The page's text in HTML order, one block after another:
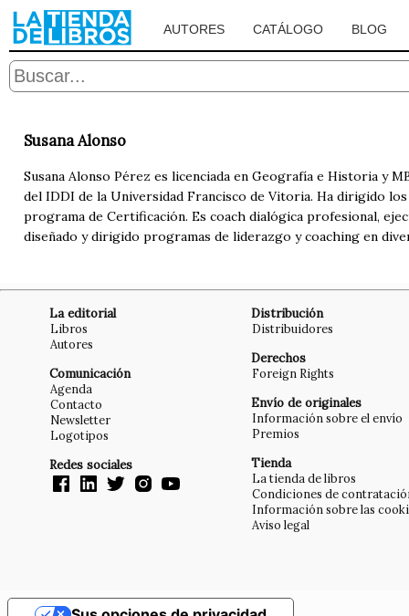
AUTORES CATÁLOGO BLOG
Susana Alonso
Susana Alonso Pérez es licenciada en Geografía e Historia y
del IDDI de la Universidad Francisco de Vitoria. Ha dirigido
programa de Certificación. Es coach dialógica profesional,
diseñado y dirigido programas de liderazgo y coaching en
La editorial
Libros
Autores
Comunicación
Agenda
Contacto
Newsletter
Logotipos
Redes sociales
Distribución
Distribuidores
Derechos
Foreign Rights
Envío de originales
Información sobre el envío
Premios
Tienda
La tienda de libros
Condiciones de
Información sobre las
Aviso legal